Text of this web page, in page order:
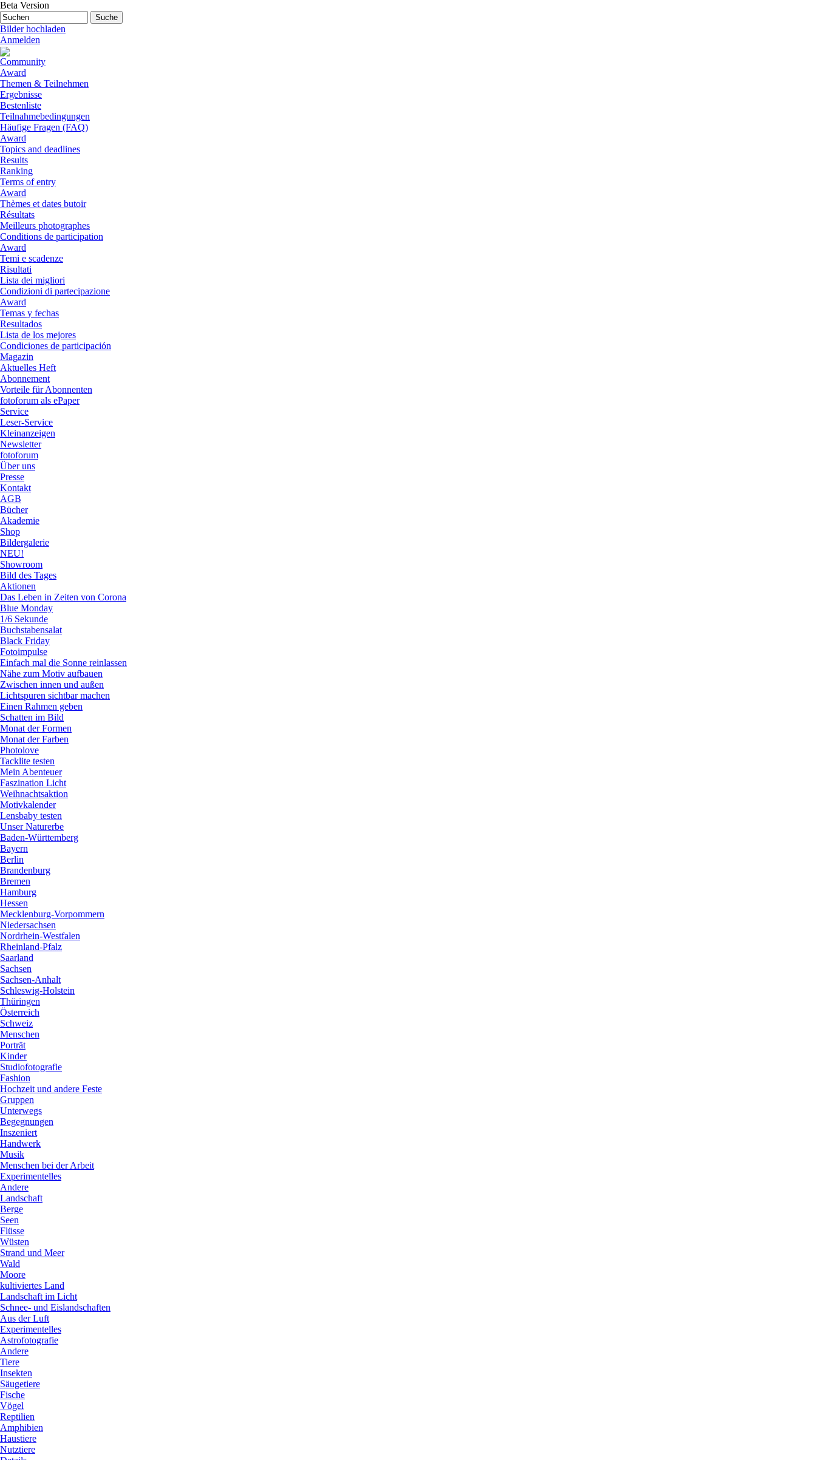
Direkt zum Inhalt
Beta Version
Suchformular
Suchen
Bilder hochladen
Anmelden
Community
Award
Themen & Teilnehmen
Ergebnisse
Bestenliste
Teilnahmebedingungen
Häufige Fragen (FAQ)
Award
Topics and deadlines
Results
Ranking
Terms of entry
Award
Thèmes et dates butoir
Résultats
Meilleurs photographes
Conditions de participation
Award
Temi e scadenze
Risultati
Lista dei migliori
Condizioni di partecipazione
Award
Temas y fechas
Resultados
Lista de los mejores
Condiciones de participación
Magazin
Aktuelles Heft
Abonnement
Vorteile für Abonnenten
fotoforum als ePaper
Service
Leser-Service
Kleinanzeigen
Newsletter
fotoforum
Über uns
Presse
Kontakt
AGB
Bücher
Akademie
Shop
Bildergalerie
NEU!
Showroom
Bild des Tages
Aktionen
Das Leben in Zeiten von Corona
Blue Monday
1/6 Sekunde
Buchstabensalat
Black Friday
Fotoimpulse
Einfach mal die Sonne reinlassen
Nähe zum Motiv aufbauen
Zwischen innen und außen
Lichtspuren sichtbar machen
Einen Rahmen geben
Schatten im Bild
Monat der Formen
Monat der Farben
Photolove
Tacklite testen
Mein Abenteuer
Faszination Licht
Weihnachtsaktion
Motivkalender
Lensbaby testen
Unser Naturerbe
Baden-Württemberg
Bayern
Berlin
Brandenburg
Bremen
Hamburg
Hessen
Mecklenburg-Vorpommern
Niedersachsen
Nordrhein-Westfalen
Rheinland-Pfalz
Saarland
Sachsen
Sachsen-Anhalt
Schleswig-Holstein
Thüringen
Österreich
Schweiz
Menschen
Porträt
Kinder
Studiofotografie
Fashion
Hochzeit und andere Feste
Gruppen
Unterwegs
Begegnungen
Inszeniert
Handwerk
Musik
Menschen bei der Arbeit
Experimentelles
Andere
Landschaft
Berge
Seen
Flüsse
Wüsten
Strand und Meer
Wald
Moore
kultiviertes Land
Landschaft im Licht
Schnee- und Eislandschaften
Aus der Luft
Experimentelles
Astrofotografie
Andere
Tiere
Insekten
Säugetiere
Fische
Vögel
Reptilien
Amphibien
Haustiere
Nutztiere